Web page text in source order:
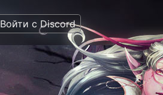
Войти с Discord